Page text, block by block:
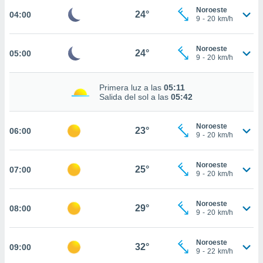
seguir
todas
nuestros
análisis
así como
en
04:00 24°
Noroeste
9 - 20 km/h
05:00 24°
Noroeste
9 - 20 km/h
Primera luz a las 05:11
Salida del sol a las 05:42
06:00 23°
Noroeste
9 - 20 km/h
07:00 25°
Noroeste
9 - 20 km/h
08:00 29°
Noroeste
9 - 20 km/h
09:00 32°
Noroeste
9 - 22 km/h